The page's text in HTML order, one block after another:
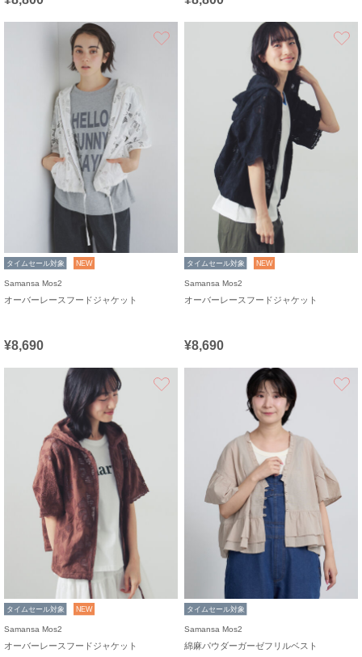
タイムセール対象 NEW
Samansa Mos2
オーバーレースフードジャケット
¥8,690
タイムセール対象 NEW
Samansa Mos2
オーバーレースフードジャケット
¥8,690
タイムセール対象 NEW
Samansa Mos2
オーバーレースフードジャケット
タイムセール対象
Samansa Mos2
綿麻パウダーガーゼフリルベスト